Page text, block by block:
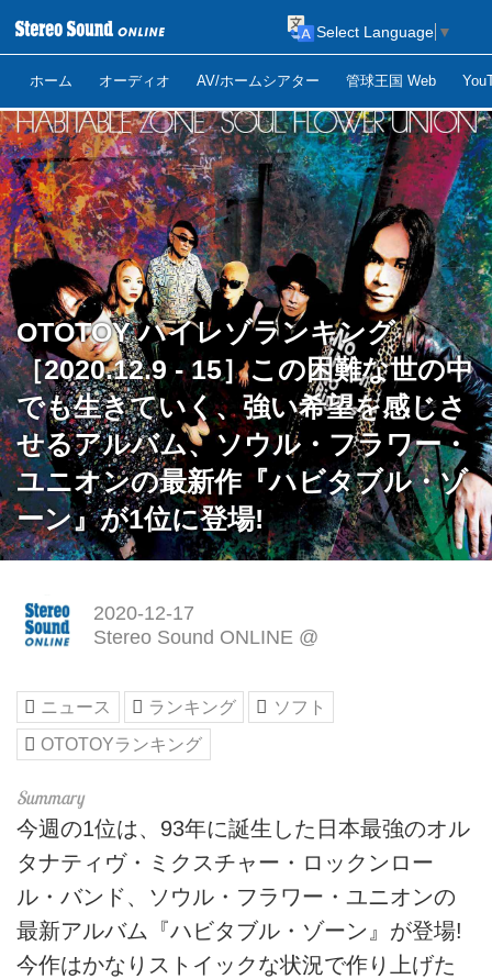
ホーム オーディオ AV/ホームシアター 管球王国 Web
Select Language ▼
OTOTOY ハイレゾランキング
［2020.12.9 - 15］この困難な世の中
でも生きていく、強い希望を感じさ
せるアルバム、ソウル・フラワー・
ユニオンの最新作『ハビタブル・ゾ
ーン』が1位に登場!
2020-12-17
Stereo Sound ONLINE @
ニュース ランキング
ソフト
OTOTOYランキング
今週の1位は、93年に誕生した日本最強のオル
タナティヴ・ミクスチャー・ロックンロー
ル・バンド、ソウル・フラワー・ユニオンの
最新アルバム『ハビタブル・ゾーン』が登場!
今作はかなりストイックな状況で作り上げた